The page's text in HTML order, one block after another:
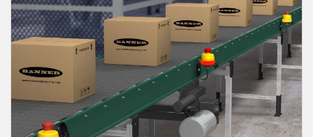
传感器
光电传感器
3D飞行时间
储罐料位监控
前缘检测
机器监控/设备综合效率
物料、服务或托盘取件呼叫